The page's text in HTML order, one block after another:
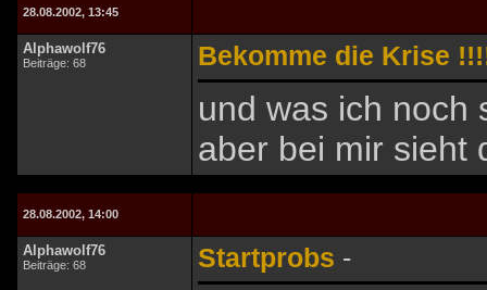
28.08.2002, 13:45
Alphawolf76
Beiträge: 68 Bekomme die Krise
und was ich noch
aber bei mir sieht
28.08.2002, 14:00
Alphawolf76
Beiträge: 68 Startprobs -